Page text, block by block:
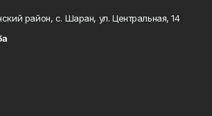
район, с. Шаран, ул. Центральная, 14